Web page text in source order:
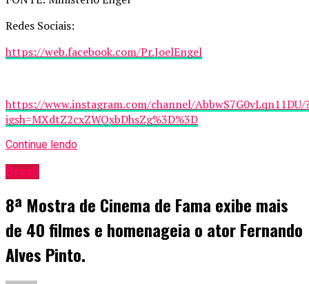
Redes Sociais:
https://web.facebook.com/Pr.JoelEngel
https://www.instagram.com/channel/AbbwS7G0vLqn11DU/
igsh=MXdtZ2cxZWQxbDhsZg%3D%3D
Continue lendo
Brasil
8ª Mostra de Cinema de Fama exibe mais
de 40 filmes e homenageia o ator Fernando
Alves Pinto.